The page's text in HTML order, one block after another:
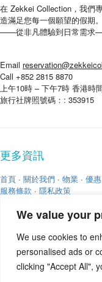
We value your
We use cookies to
personalised ads or
clicking "Accept All",
在 Zekkei Collection，我們
造滿足您每一個願望的假期
——從非凡體驗到日常需求
Email
Call +852 2815 8870
上午10時 – 下午7時 香港時
旅行社牌照號碼：: 353915
更多資訊
首頁 · 關於我們 · 物業 · 優惠
服務條款 · 隱私政策